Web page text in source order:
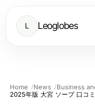
L Leoglobes
Home News
Business